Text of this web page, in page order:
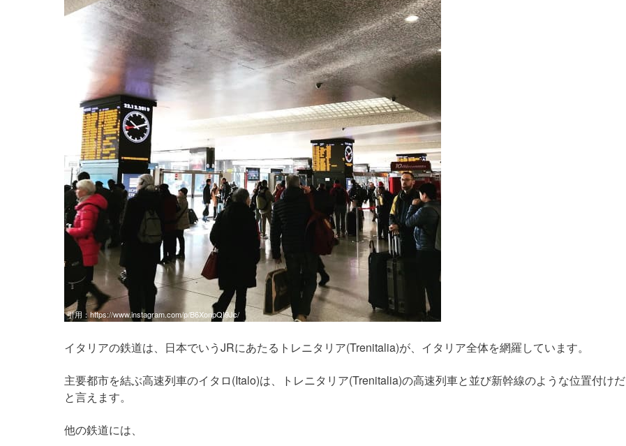
引用：https://www.instagram.com/p/B6XonpQI9Jc/
イタリアの鉄道は、日本でいうJRにあたるトレニタリア(Trenitalia)が、イタリア全体を網羅しています。
主要都市を結ぶ高速列車のイタロ(Italo)は、トレニタリア(Trenitalia)の高速列車と並び新幹線のような位置付けだ
と言えます。
他の鉄道には、